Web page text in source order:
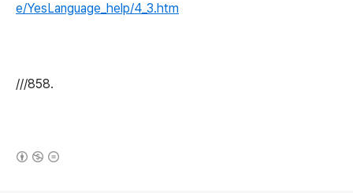
e/YesLanguage_help/4_3.htm
///858.